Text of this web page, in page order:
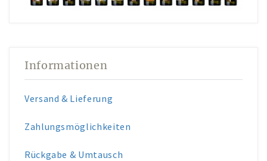
Informationen
Versand & Lieferung
Zahlungsmöglichkeiten
Rückgabe & Umtausch